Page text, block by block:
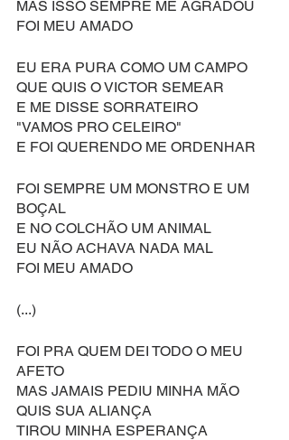
MAS ISSO SEMPRE ME AGRADOU
FOI MEU AMADO
EU ERA PURA COMO UM CAMPO
QUE QUIS O VICTOR SEMEAR
E ME DISSE SORRATEIRO
"VAMOS PRO CELEIRO"
E FOI QUERENDO ME ORDENHAR
FOI SEMPRE UM MONSTRO E UM
BOÇAL
E NO COLCHÃO UM ANIMAL
EU NÃO ACHAVA NADA MAL
FOI MEU AMADO
(...)
FOI PRA QUEM DEI TODO O MEU
AFETO
MAS JAMAIS PEDIU MINHA MÃO
QUIS SUA ALIANÇA
TIROU MINHA ESPERANÇA